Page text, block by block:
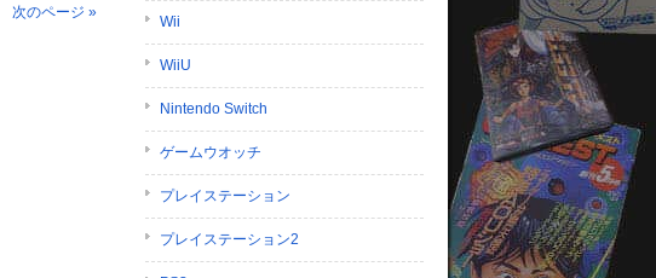
次のページ »
Wii
WiiU
Nintendo Switch
ゲームウオッチ
プレイステーション
プレイステーション2